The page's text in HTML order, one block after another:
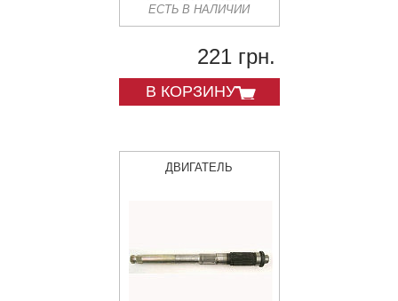
ЕСТЬ В НАЛИЧИИ
221 грн.
В КОРЗИНУ
ДВИГАТЕЛЬ